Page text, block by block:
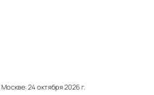
Москве:24 октября 2026 г.